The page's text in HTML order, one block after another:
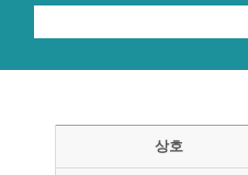
상호